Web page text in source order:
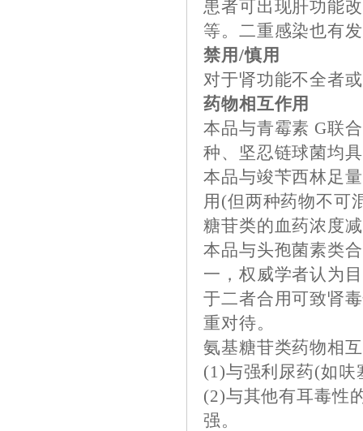
患者可出现肝功能
等。二重感染也有
禁用/慎用
对于肾功能不全者
药物相互作用
本品与青霉素 G联
种、坚忍链球菌均
本品与竣苄西林足
用(但两种药物不可
糖苷类的血药浓度
本品与头孢菌素类
一，权威学者认为
于二者合用可致肾
重对待。
氨基糖苷类药物相
(1)与强利尿药(如呋
(2)与其他有耳毒性
强。